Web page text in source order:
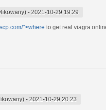
- 2021-10-29 19:29
">where to get real viagra
- 2021-10-29 20:23